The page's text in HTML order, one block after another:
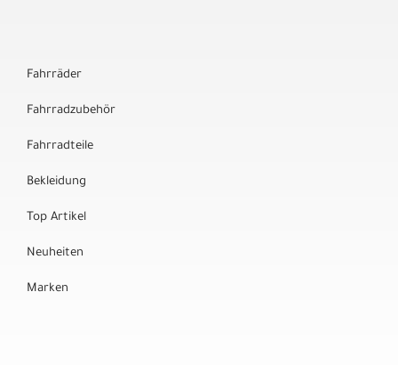
Fahrräder
Fahrradzubehör
Fahrradteile
Bekleidung
Top Artikel
Neuheiten
Marken